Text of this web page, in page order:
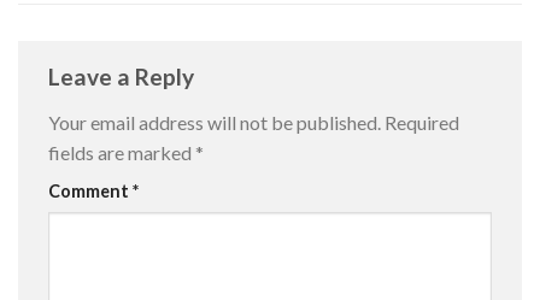
Leave a Reply
Your email address will not be published. Required
fields are marked *
Comment *